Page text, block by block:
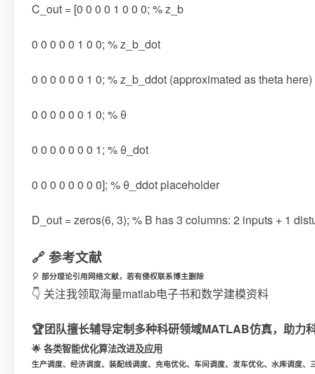
C_out = [0 0 0 0 1 0 0 0; % z_b
0 0 0 0 0 1 0 0; % z_b_dot
0 0 0 0 0 0 1 0; % z_b_ddot (approximated as theta here)
0 0 0 0 0 0 1 0; % θ
0 0 0 0 0 0 0 1; % θ_dot
0 0 0 0 0 0 0 0]; % θ_ddot placeholder
D_out = zeros(6, 3); % B has 3 columns: 2 inputs + 1
🔗 参考文献
🎈 部分理论引用网络文献，若有侵权联系博主删除
👇 关注我领取海量matlab电子书和数学建模资料
🏆团队擅长辅导定制多种科研领域MATLAB仿真，助力
🌟 各类智能优化算法改进及应用
生产调度、经济调度、装配线调度、充电优化、车间调度、发车优化、水库调度